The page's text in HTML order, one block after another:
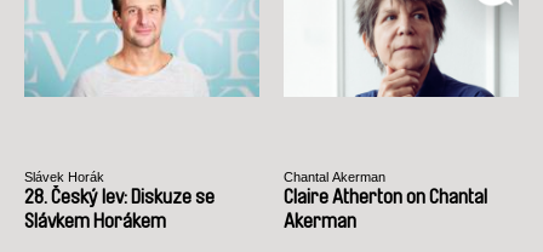
Slávek Horák
28. Český lev: Diskuze se
Slávkem Horákem
Chantal Akerman
Claire Atherton on Chantal
Akerman